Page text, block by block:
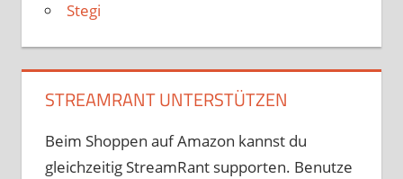
Stegi
STREAMRANT UNTERSTÜTZEN
Beim Shoppen auf Amazon kannst du
gleichzeitig StreamRant supporten. Benutze